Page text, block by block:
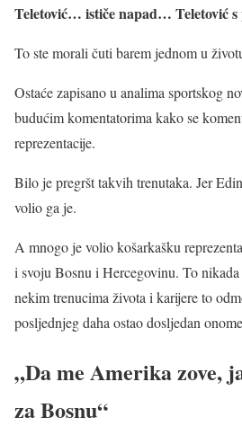
Teletović… ističe napad… Teletović
To ste morali čuti barem jednom u
Ostaće zapisano u analima sportskog
budućim komentatorima kako se
reprezentacije.
Bilo je pregršt takvih trenutaka. Jer
volio ga je.
A mnogo je volio košarkašku
i svoju Bosnu i Hercegovinu. To
nekim trenucima života i karijere to
posljednjeg daha ostao dosljedan
„Da me Amerika zove,
za Bosnu“